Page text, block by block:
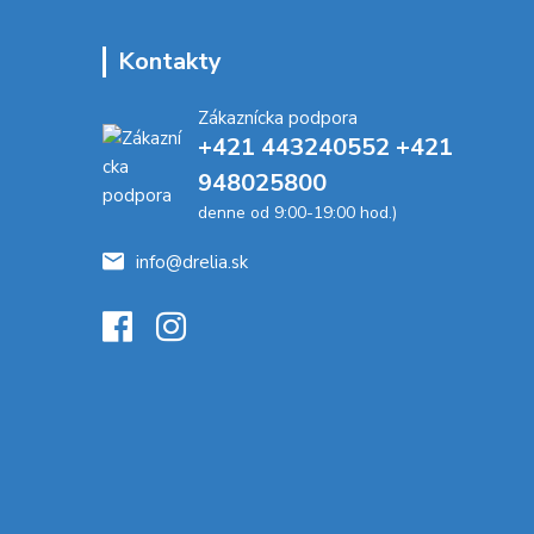
Kontakty
Zákaznícka podpora
+421 443240552 +421
948025800
denne od 9:00-19:00 hod.)
info@drelia.sk